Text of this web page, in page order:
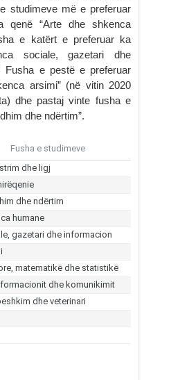
studimeve më e preferuar
qenë “Arte dhe shkenca
e katërt e preferuar ka
sociale, gazetari dhe
Fusha e pestë e preferuar
arsimi” (në vitin 2020
dhe pastaj vinte fusha e
dhe ndërtim”.